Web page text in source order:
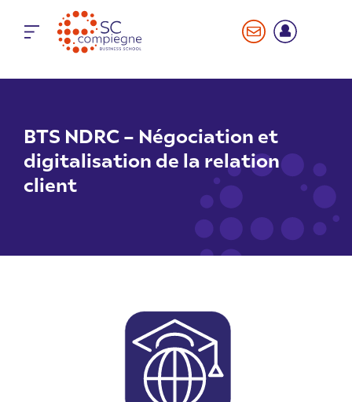
BTS NDRC – Négociation et
digitalisation de la relation
client